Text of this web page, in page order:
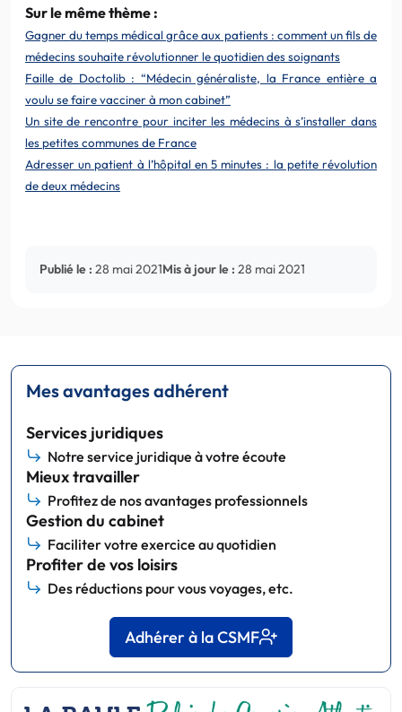
Sur le même thème :
Gagner du temps médical grâce aux patients : comment un fils de
médecins souhaite révolutionner le quotidien des soignants
Faille de Doctolib : “Médecin généraliste, la France entière a
voulu se faire vacciner à mon cabinet”
Un site de rencontre pour inciter les médecins à s’installer dans
les petites communes de France
Adresser un patient à l’hôpital en 5 minutes : la petite révolution
de deux médecins
Publié le : 28 mai 2021Mis à jour le : 28 mai 2021
Mes avantages adhérent
Services juridiques
Notre service juridique à votre écoute
Mieux travailler
Profitez de nos avantages professionnels
Gestion du cabinet
Faciliter votre exercice au quotidien
Profiter de vos loisirs
Des réductions pour vous voyages, etc.
Adhérer à la CSMF